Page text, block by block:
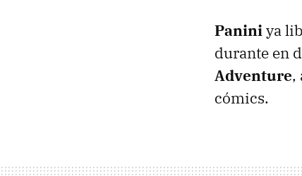
Panini ya
durante en
Adventure,
cómics.